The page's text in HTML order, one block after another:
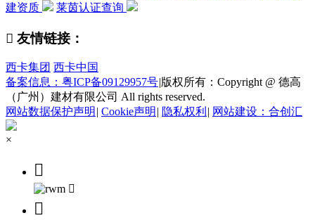
建资质
莱茵认证查询
 友情链接：
西卡集团 西卡中国
备案信息：粤ICP备09129957号|版权所有：Copyright @ 德高
（广州）建材有限公司 All rights reserved.
网站数据保护声明 | Cookie声明 | 隐私权利 | 网站建设：合创汇
×


